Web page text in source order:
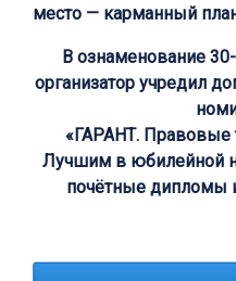
место — карманный
В ознаменование
организатор учредил
«ГАРАНТ. Правовые
Лучшим в юбилейной
почётные дипломы